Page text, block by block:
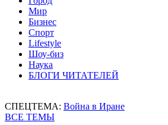
Мир
Бизнес
Спорт
Lifestyle
Шоу-биз
Наука
БЛОГИ ЧИТАТЕЛЕЙ
СПЕЦТЕМА: Война в Иране
ВСЕ ТЕМЫ